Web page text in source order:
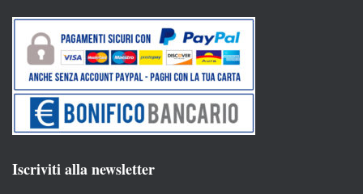
Iscriviti alla newsletter